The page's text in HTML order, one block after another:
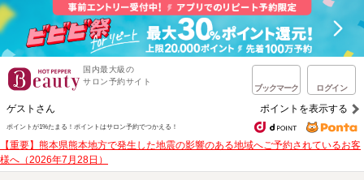
国内最大級の
サロン予約サイト
ブックマーク ログイン
ゲストさん ポイントを表示する
ポイントが1%たまる！ ポイントはサロン予約でつかえる！
【重要】熊本県熊本地方で発生した地震の影響のある地域へご予約されているお客
様へ（2026年7月28日）